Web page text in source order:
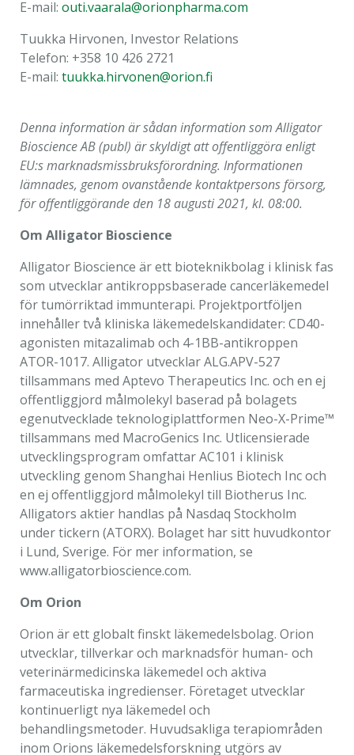
E-mail: outi.vaarala@orionpharma.com
Tuukka Hirvonen, Investor Relations
Telefon: +358 10 426 2721
E-mail: tuukka.hirvonen@orion.fi
Denna information är sådan information som Alligator
Bioscience AB (publ) är skyldigt att offentliggöra enligt
EU:s marknadsmissbruksförordning. Informationen
lämnades, genom ovanstående kontaktpersons försorg,
för offentliggörande den 18 augusti 2021, kl. 08:00.
Om Alligator Bioscience
Alligator Bioscience är ett bioteknikbolag i klinisk fas
som utvecklar antikroppsbaserade cancerläkemedel
för tumörriktad immunterapi. Projektportföljen
innehåller två kliniska läkemedelskandidater: CD40-
agonisten mitazalimab och 4-1BB-antikroppen
ATOR-1017. Alligator utvecklar ALG.APV-527
tillsammans med Aptevo Therapeutics Inc. och en ej
offentliggjord målmolekyl baserad på bolagets
egenutvecklade teknologiplattformen Neo-X-Prime™
tillsammans med MacroGenics Inc. Utlicensierade
utvecklingsprogram omfattar AC101 i klinisk
utveckling genom Shanghai Henlius Biotech Inc och
en ej offentliggjord målmolekyl till Biotherus Inc.
Alligators aktier handlas på Nasdaq Stockholm
under tickern (ATORX). Bolaget har sitt huvudkontor
i Lund, Sverige. För mer information, se
www.alligatorbioscience.com.
Om Orion
Orion är ett globalt finskt läkemedelsbolag. Orion
utvecklar, tillverkar och marknadsför human- och
veterinärmedicinska läkemedel och aktiva
farmaceutiska ingredienser. Företaget utvecklar
kontinuerligt nya läkemedel och
behandlingsmetoder. Huvudsakliga terapiområden
inom Orions läkemedelsforskning utgörs av